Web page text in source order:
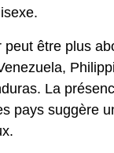
peut être plus
La
pays suggère